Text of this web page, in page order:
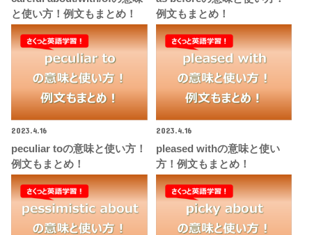
と使い方！例文もまとめ！
例文もまとめ！
2023.4.16
peculiar toの意味と使い方！
例文もまとめ！
2023.4.16
pleased withの意味と使い
方！例文もまとめ！